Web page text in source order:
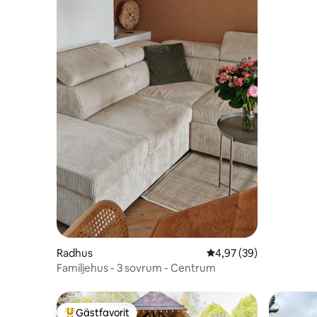
Radhus 4,97 av 5 i
4,97 (39)
Familjehus - 3 sovrum - Centrum
Gästfavorit